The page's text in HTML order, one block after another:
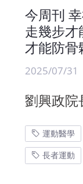
今周刊
走幾步才
才能防骨
2025/07/31
劉興政院
運動醫學
長者運動